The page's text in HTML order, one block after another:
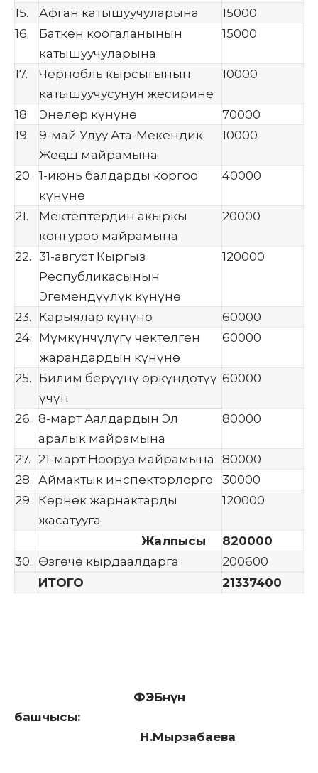
15. Афган катышуучуларына
15000
16.
Баткен коогаланынын
катышуучуларына
15000
17.
Чернобль кырсыгынын
катышуучусунун жесирине
10000
18. Энелер күнүнө
70000
19.
9-май Улуу Ата-Мекендик
Жеңеш майрамына
10000
20. 1-июнь балдарды коргоо
күнүнө
40000
21.
Мектептердин акыркы
конгуроо майрамына
20000
22. 31-август Кыргыз
Республикасынын
Эгемендүүлүк күнүнө
120000
23. Карыялар күнүнө
60000
24. Мүмкүнчүлүгү чектелген
жарандардын күнүнө
60000
25.
Билим берүүнү өркүндөтүү
үчүн
60000
26. 8-март Аялдардын Эл
аралык майрамына
80000
27. 21-март Нооруз майрамына
80000
28. Аймактык инспекторлорго
30000
29. Көрнөк жарнактарды
жасатууга
120000
Жалпысы
820000
30. Өзгөчө кырдаалдарга
200600
ИТОГО
21337400
ФЭБнүн
башчысы:
Н.Мырзабаева